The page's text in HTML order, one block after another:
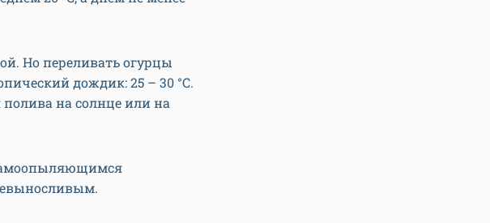
Но переливать огурцы
дождик: 25 – 30 °С.
полива на солнце или на